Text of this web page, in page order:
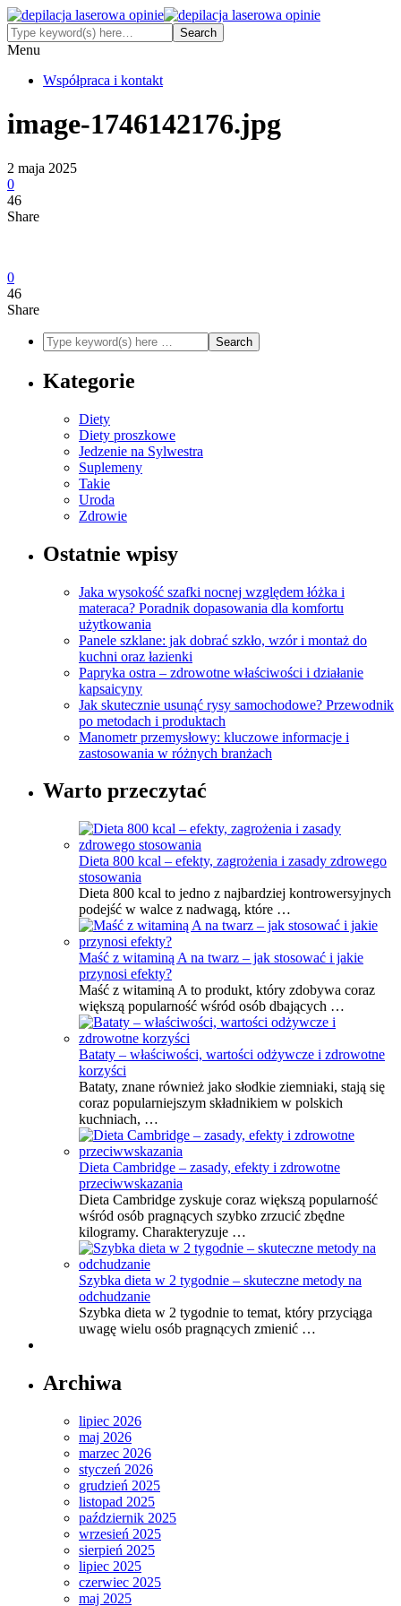
Menu
Współpraca i kontakt
image-1746142176.jpg
2 maja 2025
0
46
Share
0
46
Share
Kategorie
Diety
Diety proszkowe
Jedzenie na Sylwestra
Suplemeny
Takie
Uroda
Zdrowie
Ostatnie wpisy
Jaka wysokość szafki nocnej względem łóżka i
materaca? Poradnik dopasowania dla komfortu
użytkowania
Panele szklane: jak dobrać szkło, wzór i montaż do
kuchni oraz łazienki
Papryka ostra – zdrowotne właściwości i działanie
kapsaicyny
Jak skutecznie usunąć rysy samochodowe? Przewodnik
po metodach i produktach
Manometr przemysłowy: kluczowe informacje i
zastosowania w różnych branżach
Warto przeczytać
Dieta 800 kcal – efekty, zagrożenia i zasady zdrowego
stosowania
Dieta 800 kcal to jedno z najbardziej kontrowersyjnych
podejść w walce z nadwagą, które …
Maść z witaminą A na twarz – jak stosować i jakie
przynosi efekty?
Maść z witaminą A to produkt, który zdobywa coraz
większą popularność wśród osób dbających …
Bataty – właściwości, wartości odżywcze i zdrowotne
korzyści
Bataty, znane również jako słodkie ziemniaki, stają się
coraz popularniejszym składnikiem w polskich
kuchniach, …
Dieta Cambridge – zasady, efekty i zdrowotne
przeciwwskazania
Dieta Cambridge zyskuje coraz większą popularność
wśród osób pragnących szybko zrzucić zbędne
kilogramy. Charakteryzuje …
Szybka dieta w 2 tygodnie – skuteczne metody na
odchudzanie
Szybka dieta w 2 tygodnie to temat, który przyciąga
uwagę wielu osób pragnących zmienić …
Archiwa
lipiec 2026
maj 2026
marzec 2026
styczeń 2026
grudzień 2025
listopad 2025
październik 2025
wrzesień 2025
sierpień 2025
lipiec 2025
czerwiec 2025
maj 2025